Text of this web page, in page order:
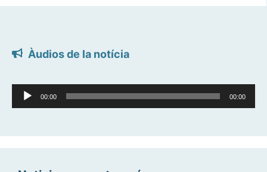
Àudios de la notícia
Reproductor
d'àudio
00:00 00:00